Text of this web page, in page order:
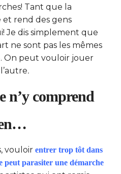
Tant que la
rend des gens
Je dis simplement que
ne sont pas les mêmes
On peut vouloir jouer
.
n’y comprend
vouloir entrer trop tôt dans
peut parasiter une démarche